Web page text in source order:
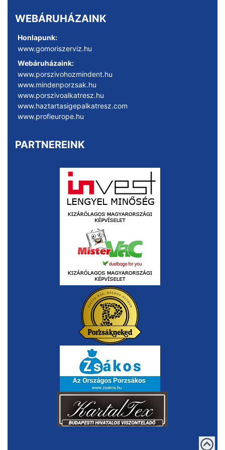
WEBÁRUHÁZAINK
Honlapunk:
www.gomoriszerviz.hu
Webáruházaink:
www.porszivohozmindent.hu
www.mindenporzsak.hu
www.porszivoalkatresz.hu
www.haztartasigepalkatresz.com
www.profieurope.hu
PARTNEREINK